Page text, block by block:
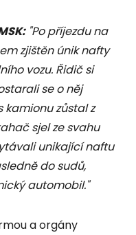
"Po příjezdu na
zjištěn únik nafty
vozu. Řidič si
se o něj
kamionu zůstal z
sjel ze svahu
unikající naftu
do sudů,
automobil."
a orgány